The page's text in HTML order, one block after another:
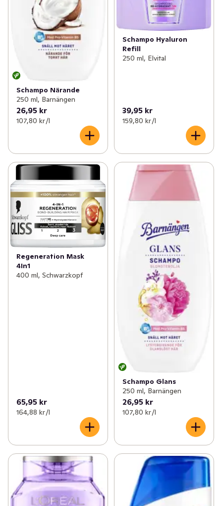
Schampo Närande
250 ml, Barnängen
26,95 kr
107,80 kr /l
Schampo Hyaluron
Refill
250 ml, Elvital
39,95 kr
159,80 kr /l
Regeneration Mask
4In1
400 ml, Schwarzkopf
65,95 kr
164,88 kr /l
Schampo Glans
250 ml, Barnängen
26,95 kr
107,80 kr /l